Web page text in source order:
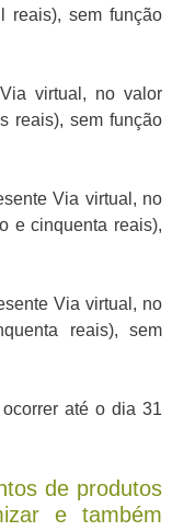
reais), sem função
virtual, no valor
reais), sem função
Via virtual, no
e cinquenta reais),
Via virtual, no
reais), sem
até o dia 31
de produtos
e também